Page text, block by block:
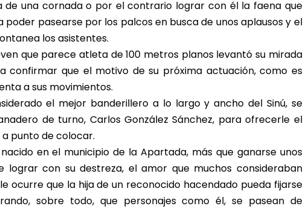
una cornada o por el contrario lograr con él la faena que
pasearse por los palcos en busca de unos aplausos y el
los asistentes.
que parece atleta de 100 metros planos levantó su mirada
confirmar que el motivo de su próxima actuación, como es
a sus movimientos.
el mejor banderillero a lo largo y ancho del Sinú, se
de turno, Carlos González Sánchez, para ofrecerle el
punto de colocar.
en el municipio de la Apartada, más que ganarse unos
lograr con su destreza, el amor que muchos consideraban
ocurre que la hija de un reconocido hacendado pueda fijarse
sobre todo, que personajes como él, se pasean de